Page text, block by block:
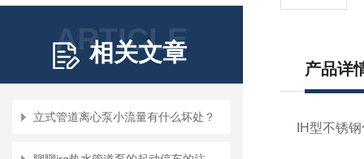
ARTICLE
相关文章
立式管道离心泵小流量有什么坏处？
产品详
IH型不锈